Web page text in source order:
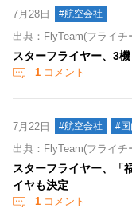
7月28日 #航空会社
出典：FlyTeam(フライチ
スターフライヤー、3
1 コメント
7月22日 #航空会社 #国
出典：FlyTeam(フライチ
スターフライヤー、「
イヤも決定
1 コメント